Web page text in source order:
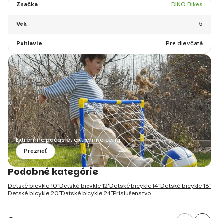
Značka DINO Bikes
Vek 5
Pohlavie Pre dievčatá
Extrémne počasie, extrémne ceny
Prezrieť
Podobné kategórie
Detské bicykle 10"Detské bicykle 12"Detské bicykle 14"Detské bicykle 18"
Detské bicykle 20"Detské bicykle 24"Príslušenstvo